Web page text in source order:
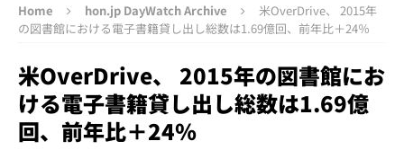
Home hon.jp DayWatch Archive
米OverDrive、 2015年
の図書館における電子書籍貸し出し総数は1.69億回、前年比＋24％
米OverDrive、 2015年の図書館にお
ける電子書籍貸し出し総数は1.69億
回、前年比＋24％